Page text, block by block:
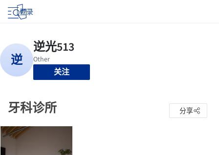
登录
关注
牙科诊所 分享